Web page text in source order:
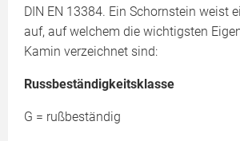
DIN EN 13384. Ein Schornstein weist
auf, auf welchem die wichtigsten
Kamin verzeichnet sind:
Russbeständigkeitsklasse
G = rußbeständig